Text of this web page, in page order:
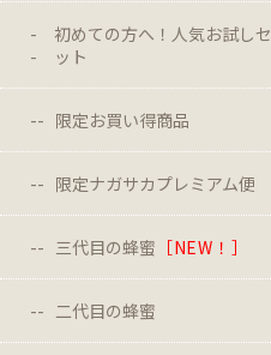
初めての方へ！人気お試しセ
ット
限定お買い得商品
限定ナガサカプレミアム便
三代目の蜂蜜 ［NEW！］
二代目の蜂蜜